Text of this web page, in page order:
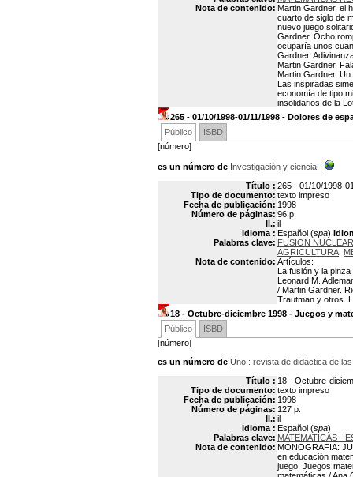
Nota de contenido: Martin Gardner, el
cuarto de siglo de
nuevo juego
Gardner. Ocho
ocuparía unos
Gardner.
Martin Gardner.
Martin Gardner.
Las inspiradas
economía de tipo
insolidarios de la
265 - 01/10/1998-01/11/1998 - Dolores de
Público
ISBD
[número]
es un número de Investigación y ciencia
Título : 265 - 01/10/1998-
Tipo de documento: texto impreso
Fecha de publicación: 1998
Número de páginas: 96 p.
Il.: il
Idioma : Español (spa)
Palabras clave: FUSION NUCLEAR
AGRICULTURA
Nota de contenido: Artículos:
La fusión y la
Leonard M.
/ Martin Gardner.
Trautman y otros.
18 - Octubre-diciembre 1998 - Juegos y
Público
ISBD
[número]
es un número de Uno : revista de didáctica de
Título : 18 - Octubre-
Tipo de documento: texto impreso
Fecha de publicación: 1998
Número de páginas: 127 p.
Il.: il
Idioma : Español (spa)
Palabras clave: MATEMATICAS -
Nota de contenido: MONOGRAFIA:
en educación
juego! Juegos